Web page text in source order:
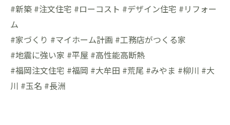
#新築 #注文住宅 #ローコスト #デザイン住宅 #リフォー
ム
#家づくり #マイホーム計画 #工務店がつくる家
#地震に強い家 #平屋 #高性能高断熱
#福岡注文住宅 #福岡 #大牟田 #荒尾 #みやま #柳川 #大
川 #玉名 #長洲